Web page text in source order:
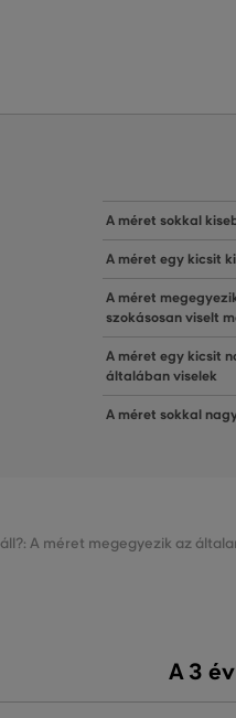
A méret sokkal
A méret egy kicsit
A méret
szokásosan viselt
A méret egy kicsit
általában viselek
A méret sokkal
A méret megegyezik az
A 3